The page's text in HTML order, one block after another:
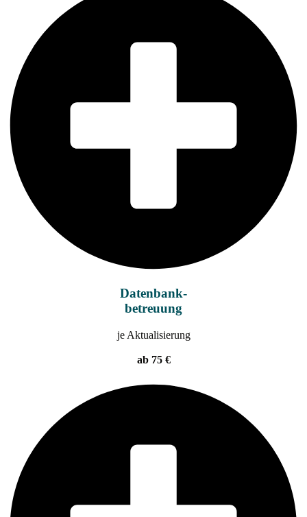
Datenbank-
betreuung
je Aktualisierung
ab 75 €